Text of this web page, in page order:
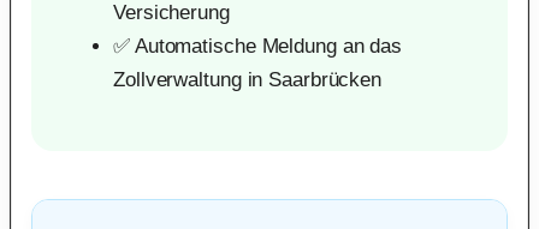
Versicherung
✅ Automatische Meldung an das
Zollverwaltung in Saarbrücken